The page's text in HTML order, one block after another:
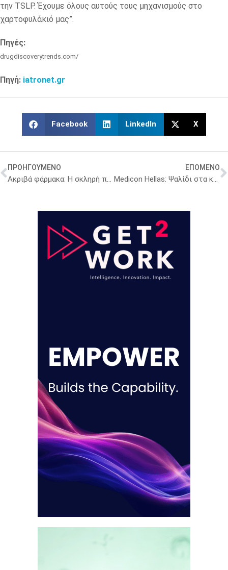
την TSLP. Έχουμε όλους αυτούς τους μηχανισμούς στο
χαρτοφυλάκιό μας”.
Πηγές:
drugdiscoverytrends.com/
Πηγή: iatronet.gr
Facebook LinkedIn X
ΠΡΟΗΓΟΥΜΕΝΟ
Ακριβά φάρμακα: Η σκληρή πραγματικότητα στους ογκολογικούς ασθενείς
ΕΠΟΜΕΝΟ
Medicon Hellas: Ψαλίδι στα κέρδη φέρνει η επιβολή rebate 5%